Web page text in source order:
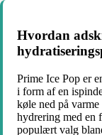
Hvordan
Prime Ice Pop er
i form af en
køle ned på
hydrering med en
populært valg